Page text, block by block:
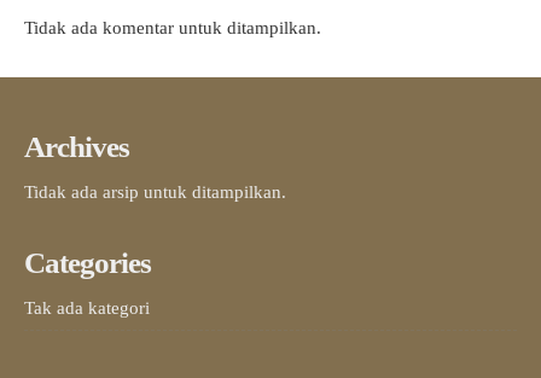
Tidak ada komentar untuk ditampilkan.
Archives
Tidak ada arsip untuk ditampilkan.
Categories
Tak ada kategori